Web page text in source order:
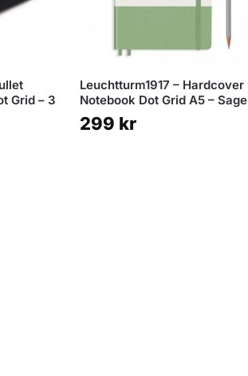
Grid – 3
Leuchtturm1917 – Hardcover
Notebook Dot Grid A5 – Sage
299 kr